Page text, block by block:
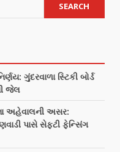
SEARCH
ગુંદરવાળા સ્ટિકી બોર્ડ
જેલ
અહેવાલની અસર:
પાસે સેફ્ટી ફેન્સિંગ